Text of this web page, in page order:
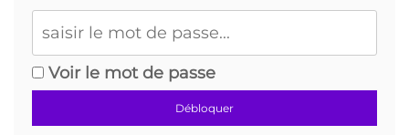
Voir le mot de passe
Débloquer